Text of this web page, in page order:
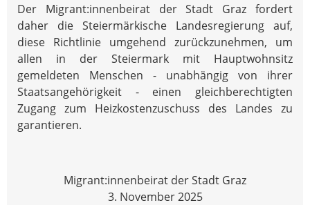
Der Migrant:innenbeirat der Stadt Graz fordert
daher die Steiermärkische Landesregierung auf,
diese Richtlinie umgehend zurückzunehmen, um
allen in der Steiermark mit Hauptwohnsitz
gemeldeten Menschen - unabhängig von ihrer
Staatsangehörigkeit - einen gleichberechtigten
Zugang zum Heizkostenzuschuss des Landes zu
garantieren.
Migrant:innenbeirat der Stadt Graz
3. November 2025